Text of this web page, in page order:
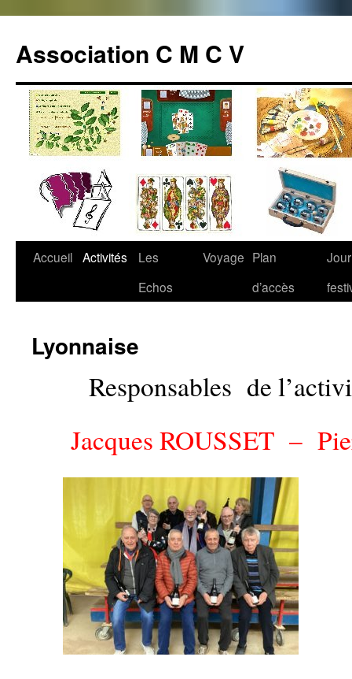
Association C M C V
Aller
Accueil Activités
Les
Echos
Voyage Plan
d’accès
Lyonnaise
Responsables de
Jacques ROUSSET –